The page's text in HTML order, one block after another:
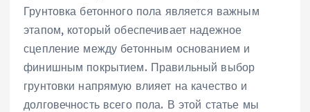
Грунтовка бетонного пола является важным
этапом, который обеспечивает надежное
сцепление между бетонным основанием и
финишным покрытием. Правильный выбор
грунтовки напрямую влияет на качество и
долговечность всего пола. В этой статье мы